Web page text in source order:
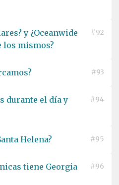
y ¿Oceanwide
los mismos?
#92
#93
durante el día y
#94
Helena? #95
tiene Georgia
#96